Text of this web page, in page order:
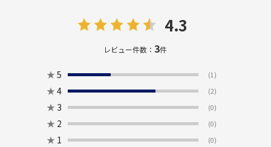
4.3
レビュー件数：3件
★ 5 (1)
★ 4 (2)
★ 3 (0)
★ 2 (0)
★ 1 (0)